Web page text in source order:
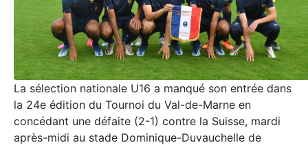
La sélection nationale U16 a manqué son entrée dans
la 24e édition du Tournoi du Val-de-Marne en
concédant une défaite (2-1) contre la Suisse, mardi
après-midi au stade Dominique-Duvauchelle de